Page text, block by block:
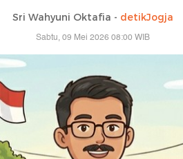
Sri Wahyuni Oktafia - detikJogja
Sabtu, 09 Mei 2026 08:00 WIB